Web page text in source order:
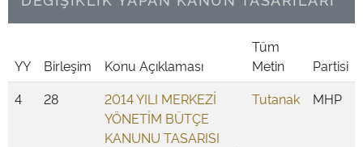
YY Birleşim Konu Açıklaması
Tüm
Metin
Partisi
4
28
2014 YILI MERKEZİ
YÖNETİM BÜTÇE
KANUNU TASARISI
Tutanak MHP